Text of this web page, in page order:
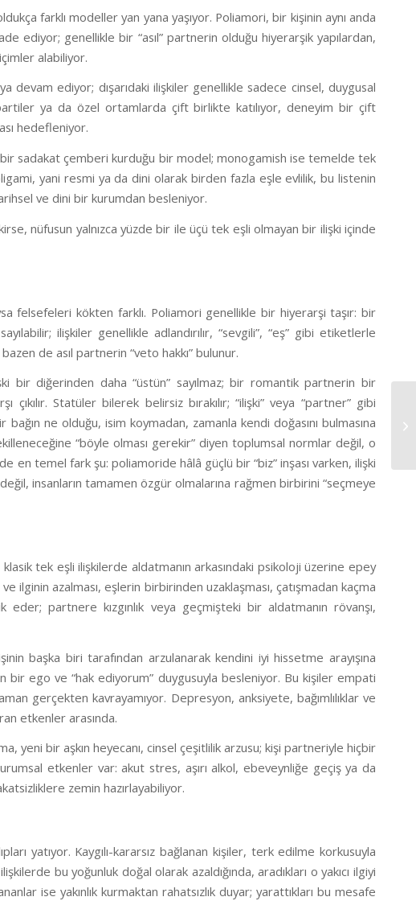
farklı modeller yan yana yaşıyor. Poliamori, bir kişinin aynı anda
ediyor; genellikle bir “asıl” partnerin olduğu hiyerarşik yapılardan,
alabiliyor.
devam ediyor; dışarıdaki ilişkiler genellikle sadece cinsel, duygusal
ya da özel ortamlarda çift birlikte katılıyor, deneyim bir çift
hedefleniyor.
sadakat çemberi kurduğu bir model; monogamish ise temelde tek
yani resmi ya da dini olarak birden fazla eşle evlilik, bu listenin
ve dini bir kurumdan besleniyor.
nüfusun yalnızca yüzde bir ile üçü tek eşli olmayan bir ilişki içinde
felsefeleri kökten farklı. Poliamori genellikle bir hiyerarşi taşır: bir
ilişkiler genellikle adlandırılır, “sevgili”, “eş” gibi etiketlerle
de asıl partnerin “veto hakkı” bulunur.
diğerinden daha “üstün” sayılmaz; bir romantik partnerin bir
Statüler bilerek belirsiz bırakılır; “ilişki” veya “partner” gibi
ne olduğu, isim koymadan, zamanla kendi doğasını bulmasına
“böyle olması gerekir” diyen toplumsal normlar değil, o
en temel fark şu: poliamoride hâlâ güçlü bir “biz” inşası varken, ilişki
insanların tamamen özgür olmalarına rağmen birbirini “seçmeye
tek eşli ilişkilerde aldatmanın arkasındaki psikoloji üzerine epey
ilginin azalması, eşlerin birbirinden uzaklaşması, çatışmadan kaçma
partnere kızgınlık veya geçmişteki bir aldatmanın rövanşı,
başka biri tarafından arzulanarak kendini iyi hissetme arayışına
ego ve “hak ediyorum” duygusuyla besleniyor. Bu kişiler empati
gerçekten kavrayamıyor. Depresyon, anksiyete, bağımlılıklar ve
etkenler arasında.
yeni bir aşkın heyecanı, cinsel çeşitlilik arzusu; kişi partneriyle hiçbir
etkenler var: akut stres, aşırı alkol, ebeveynliğe geçiş ya da
zemin hazırlayabiliyor.
yatıyor. Kaygılı-kararsız bağlanan kişiler, terk edilme korkusuyla
bu yoğunluk doğal olarak azaldığında, aradıkları o yakıcı ilgiyi
ise yakınlık kurmaktan rahatsızlık duyar; yarattıkları bu mesafe